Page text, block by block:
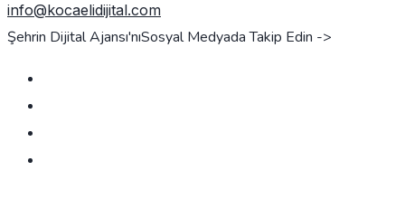
info@kocaelidijital.com
Şehrin Dijital Ajansı'nıSosyal Medyada Takip Edin ->